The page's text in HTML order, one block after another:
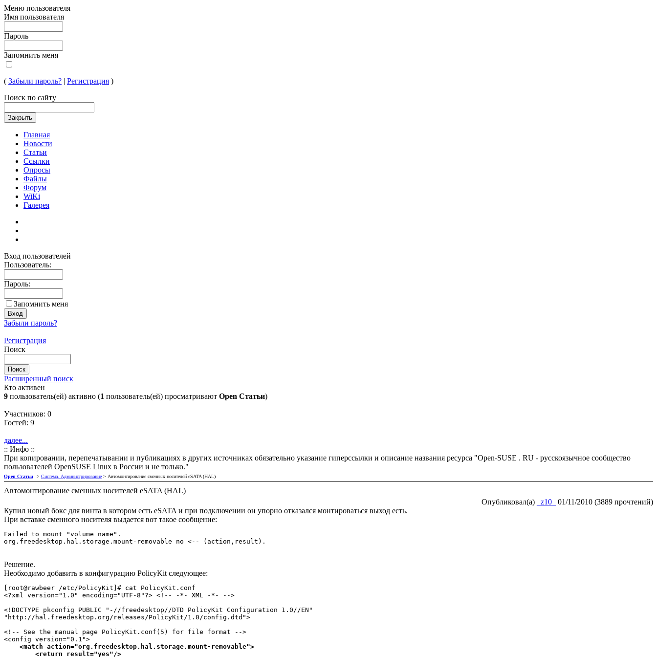
Меню пользователя
Имя пользователя
Пароль
Запомнить меня
( Забыли пароль? | Регистрация )
Поиск по сайту
Главная
Новости
Статьи
Ссылки
Опросы
Файлы
Форум
WiKi
Галерея
Вход пользователей
Пользователь:
Пароль:
Запомнить меня
Забыли пароль?
Регистрация
Поиск
Расширенный поиск
Кто активен
9 пользователь(ей) активно (1 пользователь(ей) просматривают Open Статьи)
Участников: 0
Гостей: 9
далее...
:: Инфо ::
При копировании, перепечатывании и публикациях в других источниках обязательно указание гиперссылки и описание названия ресурса "Open-SUSE . RU - русскоязычное сообщество
пользователей OpenSUSE Linux в России и не только."
Open Статьи > Система. Администрирование > Автомонтирование сменных носителей eSATA (HAL)
Автомонтирование сменных носителей eSATA (HAL)
Опубликовал(а)
_z10_
01/11/2010 (3889 прочтений)
Купил новый бокс для винта в котором есть eSATA и при подключении он упорно отказался монтироваться выход есть.
При вставке сменного носителя выдается вот такое сообщение:
Failed to mount "volume name".
org.freedesktop.hal.storage.mount-removable no <-- (action,result).
Решение.
Необходимо добавить в конфигурацию PolicyKit следующее:
[root@rawbeer /etc/PolicyKit]# cat PolicyKit.conf
<?xml version="1.0" encoding="UTF-8"?> <!-- -*- XML -*- -->
<!DOCTYPE pkconfig PUBLIC "-//freedesktop//DTD PolicyKit Configuration 1.0//EN"
"http://hal.freedesktop.org/releases/PolicyKit/1.0/config.dtd">
<!-- See the manual page PolicyKit.conf(5) for file format -->
<config version="0.1">
<match action="org.freedesktop.hal.storage.mount-removable">
        <return result="yes"/>